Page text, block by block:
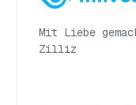
Mit Liebe
Zilliz